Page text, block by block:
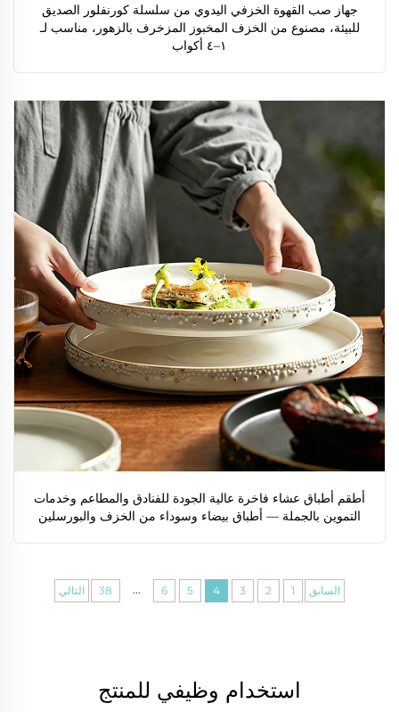
جهاز صب القهوة الخزفي اليدوي من سلسلة كورنفلور الصديق
للبيئة، مصنوع من الخزف المخبوز المزخرف بالزهور، مناسب لـ
١–٤ أكواب
أطقم أطباق عشاء فاخرة عالية الجودة للفنادق والمطاعم وخدمات
التموين بالجملة — أطباق بيضاء وسوداء من الخزف والبورسلين
السابق 1
2
3
4
5
6
...
38 التالي
استخدام وظيفي للمنتج